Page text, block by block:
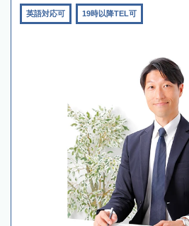
英語対応可 19時以降TEL可